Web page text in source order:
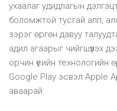
ухаалаг удидлагын
боломжтой тусгай апп,
зэрэг өргөн давуу
адил агаарыг чийгшүүлэх
орчин үеийн технологийн
Google Play эсвэл Apple
аваарай.